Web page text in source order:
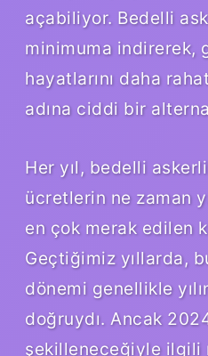
açabiliyor. Bedelli
minimuma indirerek,
hayatlarını daha
adına ciddi bir
Her yıl, bedelli
ücretlerin ne zaman
en çok merak edilen
Geçtiğimiz yıllarda,
dönemi genellikle
doğruydı. Ancak
şekilleneceğiyle ilgili